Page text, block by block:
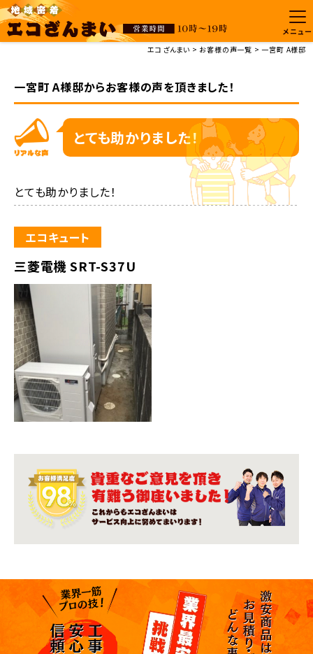
メニュー
エコざんまい
お客様の声一覧 一宮町 A様邸
一宮町 A様邸からお客様の声を頂きました！
とても助かりました！
とても助かりました！
エコキュート
三菱電機 SRT-S37U